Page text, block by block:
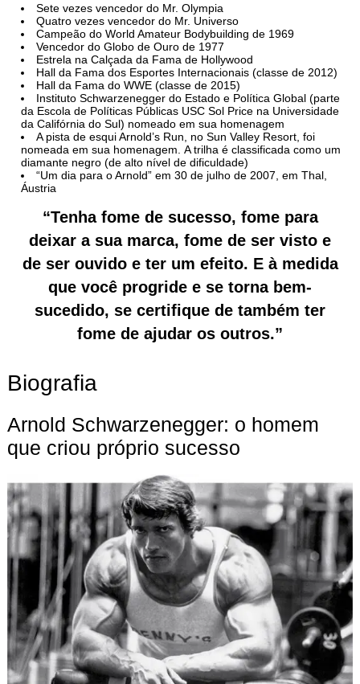
Sete vezes vencedor do Mr. Olympia
Quatro vezes vencedor do Mr. Universo
Campeão do World Amateur Bodybuilding de 1969
Vencedor do Globo de Ouro de 1977
Estrela na Calçada da Fama de Hollywood
Hall da Fama dos Esportes Internacionais (classe de 2012)
Hall da Fama do WWE (classe de 2015)
Instituto Schwarzenegger do Estado e Política Global (parte
da Escola de Políticas Públicas USC Sol Price na Universidade
da Califórnia do Sul) nomeado em sua homenagem
A pista de esqui Arnold’s Run, no Sun Valley Resort, foi
nomeada em sua homenagem. A trilha é classificada como um
diamante negro (de alto nível de dificuldade)
“Um dia para o Arnold” em 30 de julho de 2007, em Thal,
Áustria
“Tenha fome de sucesso, fome para
deixar a sua marca, fome de ser visto e
de ser ouvido e ter um efeito. E à medida
que você progride e se torna bem-
sucedido, se certifique de também ter
fome de ajudar os outros.”
Biografia
Arnold Schwarzenegger: o homem
que criou próprio sucesso